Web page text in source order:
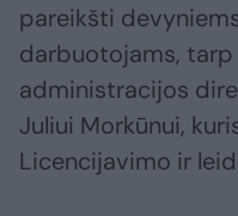
pareikšti
darbuotojams,
administracijos
Juliui Morkūnui,
Licencijavimo ir